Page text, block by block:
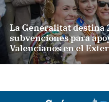
La Generalitat destina
subvenciones para
Valencianos en el